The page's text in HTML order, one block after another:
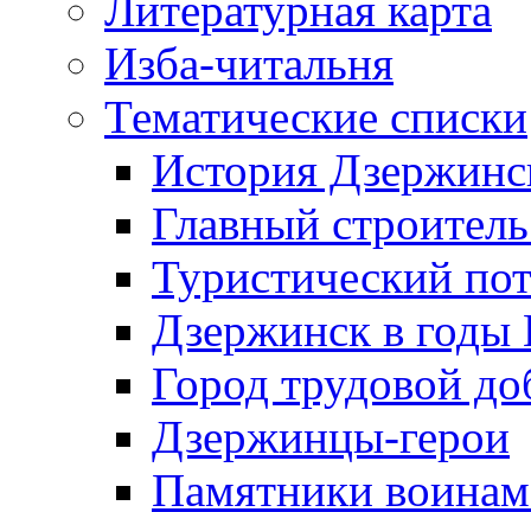
Изба-читальня
Тематические списки
История
Главный
Туристический
Дзержинск в
Город трудовой
Дзержинцы-герои
Памятники